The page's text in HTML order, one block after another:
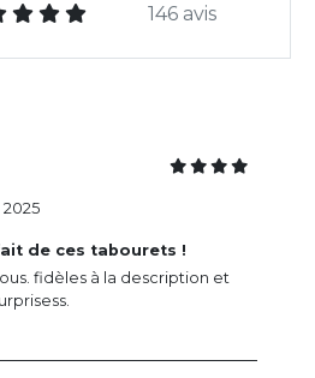
146 avis
de ces tabourets !
fidèles à la description et